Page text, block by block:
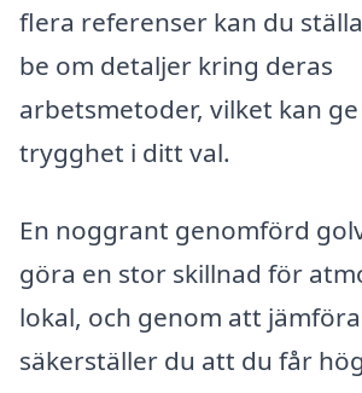
flera referenser kan du
be om detaljer kring deras
arbetsmetoder, vilket kan
trygghet i ditt val.
En noggrant genomförd
göra en stor skillnad för
lokal, och genom att
säkerställer du att du får